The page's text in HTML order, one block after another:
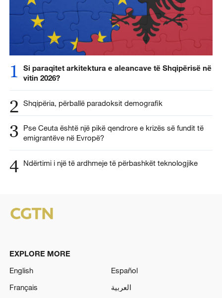
1
Si paraqitet arkitektura e aleancave të Shqipërisë në
vitin 2026?
2 Shqipëria, përballë paradoksit demografik
3
Pse Ceuta është një pikë qendrore e krizës së fundit të
emigrantëve në Evropë?
4 Ndërtimi i një të ardhmeje të përbashkët teknologjike
EXPLORE MORE
English
Español
Français
العربية